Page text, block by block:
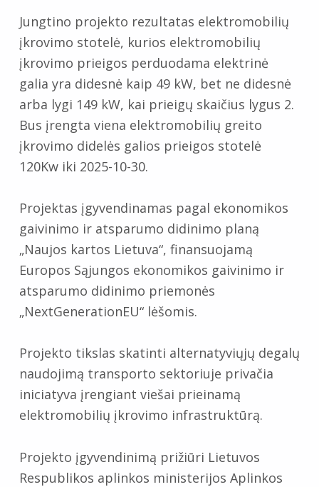
Jungtino projekto rezultatas elektromobilių
įkrovimo stotelė, kurios elektromobilių
įkrovimo prieigos perduodama elektrinė
galia yra didesnė kaip 49 kW, bet ne didesnė
arba lygi 149 kW, kai prieigų skaičius lygus 2.
Bus įrengta viena elektromobilių greito
įkrovimo didelės galios prieigos stotelė
120Kw iki 2025-10-30.
Projektas įgyvendinamas pagal ekonomikos
gaivinimo ir atsparumo didinimo planą
„Naujos kartos Lietuva“, finansuojamą
Europos Sąjungos ekonomikos gaivinimo ir
atsparumo didinimo priemonės
„NextGenerationEU“ lėšomis.
Projekto tikslas skatinti alternatyviųjų degalų
naudojimą transporto sektoriuje privačia
iniciatyva įrengiant viešai prieinamą
elektromobilių įkrovimo infrastruktūrą.
Projekto įgyvendinimą prižiūri Lietuvos
Respublikos aplinkos ministerijos Aplinkos